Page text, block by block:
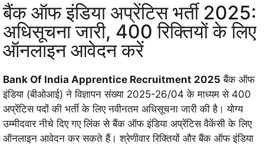
बैंक ऑफ इंडिया अप्रेंटिस भर्ती 2025:
अधिसूचना जारी, 400 रिक्तियों के लिए
ऑनलाइन आवेदन करें
Bank Of India Apprentice Recruitment 2025 बैंक ऑफ
इंडिया (बीओआई) ने विज्ञापन संख्या 2025-26/04 के माध्यम से 400
अप्रेंटिस पदों की भर्ती के लिए नवीनतम अधिसूचना जारी की है। योग्य
उम्मीदवार नीचे दिए गए लिंक से बैंक ऑफ इंडिया अप्रेंटिस वैकेंसी के लिए
ऑनलाइन आवेदन कर सकते हैं। श्रेणीवार रिक्तियों और बैंक ऑफ इंडिया